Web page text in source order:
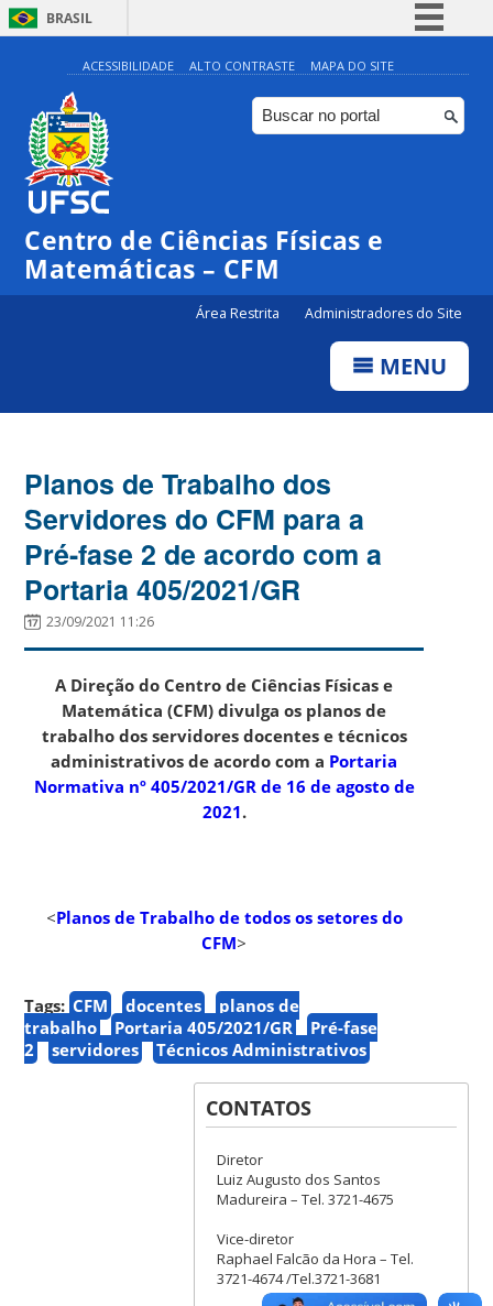
BRASIL
Simplifique!
Comunica BR
Participe
Canais
ACESSIBILIDADE ALTO CONTRASTE MAPA DO SITE
Centro de Ciências Físicas e
Matemáticas – CFM
Área Restrita Administradores do Site
MENU
Planos de Trabalho dos
Servidores do CFM para a
Pré-fase 2 de acordo com a
Portaria 405/2021/GR
23/09/2021 11:26
A Direção do Centro de Ciências Físicas e
Matemática (CFM) divulga os planos de
trabalho dos servidores docentes e técnicos
administrativos de acordo com a Portaria
Normativa nº 405/2021/GR de 16 de agosto de
2021.
<Planos de Trabalho de todos os setores do
CFM>
Tags: CFM docentes
planos de
trabalho
Portaria 405/2021/GR
Pré-fase
2
servidores Técnicos Administrativos
CONTATOS
Diretor
Luiz Augusto dos Santos
Madureira – Tel. 3721-4675
Vice-diretor
Raphael Falcão da Hora – Tel.
3721-4674 /Tel.3721-3681